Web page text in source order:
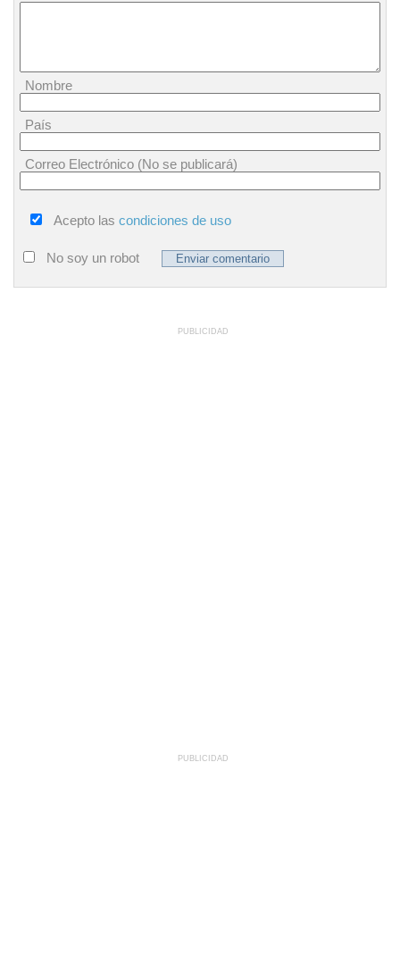
Nombre
País
Correo Electrónico (No se publicará)
Acepto las condiciones de uso
No soy un robot
PUBLICIDAD
PUBLICIDAD